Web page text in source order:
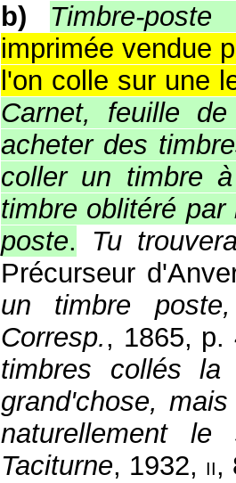
b)
Timbre-poste
imprimée vendue
l'on colle sur une
Carnet, feuille
acheter des
coller un timbre
timbre oblitéré
poste.
Tu
Précurseur
un timbre
Corresp., 1865, p.
timbres collés
grand'chose,
naturellement
Taciturne, 1932, ii,